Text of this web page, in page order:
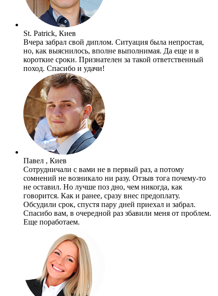
St. Patrick, Киев
Вчера забрал свой диплом. Ситуация была непростая,
но, как выяснилось, вполне выполнимая. Да еще и в
короткие сроки. Признателен за такой ответственный
поход. Спасибо и удачи!
Павел , Киев
Сотрудничали с вами не в первый раз, а потому
сомнений не возникало ни разу. Отзыв тога почему-то
не оставил. Но лучше поз дно, чем никогда, как
говорится. Как и ранее, сразу внес предоплату.
Обсудили срок, спустя пару дней приехал и забрал.
Спасибо вам, в очередной раз збавили меня от проблем.
Еще поработаем.